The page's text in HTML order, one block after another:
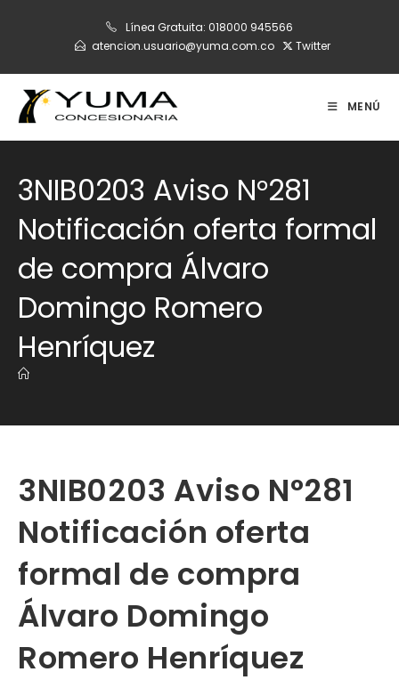
Línea Gratuita: 018000 945566
atencion.usuario@yuma.com.co
Twitter
MENÚ
3NIB0203 Aviso N°281
Notificación oferta formal
de compra Álvaro
Domingo Romero
Henríquez
3NIB0203 Aviso N°281
Notificación oferta
formal de compra
Álvaro Domingo
Romero Henríquez